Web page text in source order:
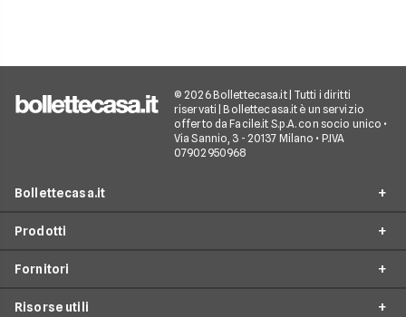
© 2026 Bollettecasa.it | Tutti i diritti
riservati | Bollettecasa.it è un servizio
offerto da Facile.it S.p.A. con socio unico •
Via Sannio, 3 - 20137 Milano • P.IVA
07902950968
Bollettecasa.it
Contatti
Servizio clienti
Prodotti
Offerte Internet Casa
Fornitori
Risorse utili